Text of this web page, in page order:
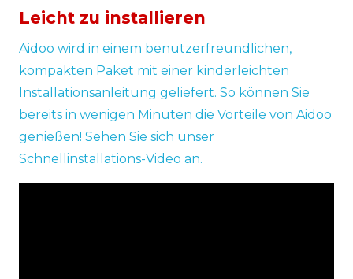
Leicht zu installieren
Aidoo wird in einem benutzerfreundlichen,
kompakten Paket mit einer kinderleichten
Installationsanleitung geliefert. So können Sie
bereits in wenigen Minuten die Vorteile von Aidoo
genießen! Sehen Sie sich unser
Schnellinstallations-Video an.